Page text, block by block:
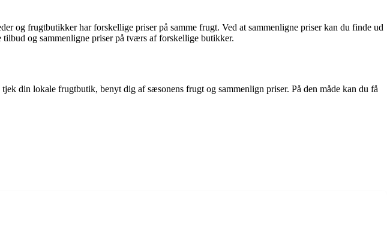
og frugtbutikker har forskellige priser på samme frugt. Ved at sammenligne priser kan du finde ud
tilbud og sammenligne priser på tværs af forskellige butikker.
din lokale frugtbutik, benyt dig af sæsonens frugt og sammenlign priser. På den måde kan du få